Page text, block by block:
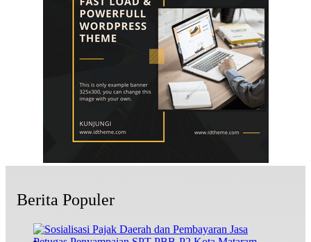
Berita Populer